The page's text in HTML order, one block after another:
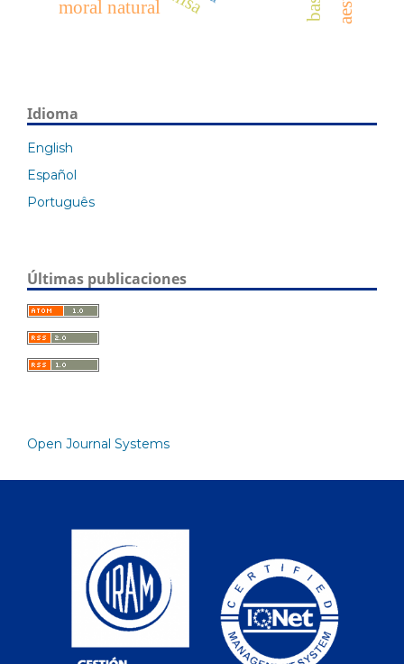
moral natural
Idioma
English
Español
Português
Últimas publicaciones
Open Journal Systems